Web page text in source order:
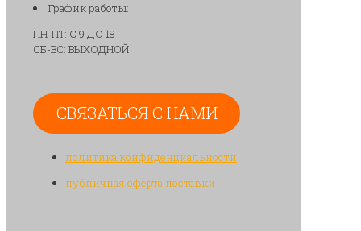
График работы:
ПН-ПТ: С 9 ДО 18
СБ-ВС: ВЫХОДНОЙ
СВЯЗАТЬСЯ С НАМИ
политика конфиденциальности
публичная оферта поставки